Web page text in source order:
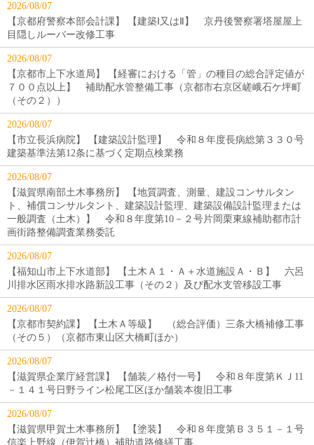
2026/08/07
【京都府警察本部会計課】 【建築Ⅰ又はⅡ】 京丹後警察署塔屋屋上
目隠しルーバー改修工事
2026/08/07
【京都市上下水道局】 【経審における「管」の種目の総合評定値が
７００点以上】 補助配水管整備工事（京都市右京区嵯峨石ケ坪町
（その２））
2026/08/07
【市立長浜病院】 【建築設計監理】 令和８年度長病総第３３０号
建築基準法第12条に基づく定期点検業務
2026/08/07
【滋賀県南部土木事務所】 【地質調査、測量、建設コンサルタン
ト、補償コンサルタント、建築設計監理、建築設備設計監理または
一般調査（土木）】 令和８年度第10－２号片岡栗東線補助都市計
画街路整備調査業務委託
2026/08/07
【福知山市上下水道部】 【土木Ａ１・Ａ＋水道施設Ａ・Ｂ】 六呂
川排水区雨水排水路新設工事（その２）及び配水支管移設工事
2026/08/07
【京都市契約課】 【土木Ａ等級】 （総合評価）三条大橋補修工事
（その５）（京都市東山区大橋町ほか）
2026/08/07
【滋賀県企業庁経営課】 【舗装／格付一号】 令和８年度第ＫＪ11
－１４１号日野ライン松尾工区ほか舗装本復旧工事
2026/08/07
【滋賀県甲賀土木事務所】 【塗装】 令和８年度第Ｂ３５１－１号
信楽上野線（伊賀辻橋）補助道路修繕工事